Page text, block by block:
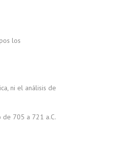
los
ni el análisis de
de 705 a 721 a.C.